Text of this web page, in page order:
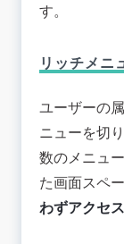
す。
リッチメニ
ユーザーの
ニューを切
数のメニュ
た画面スペ
わずアクセ